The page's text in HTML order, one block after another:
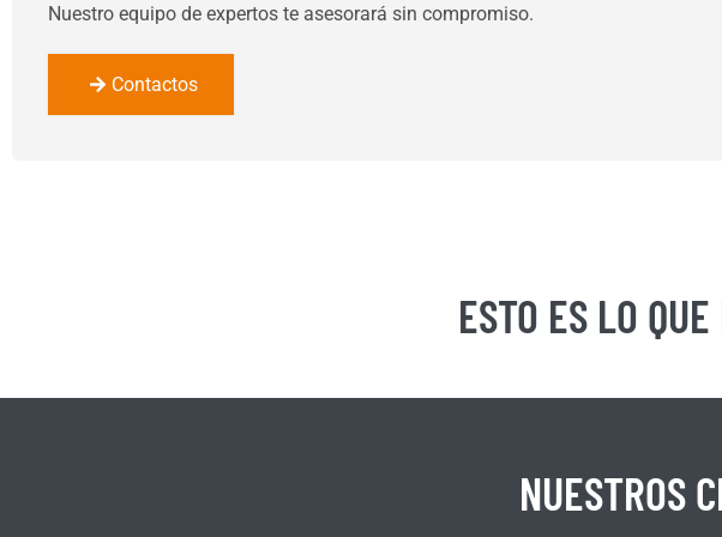
Nuestro equipo de expertos te asesorará sin compromiso.
Contactos
ESTO ES LO
NUESTROS